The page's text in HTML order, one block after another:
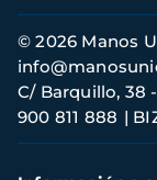
Información
de
contacto
© 2026 Manos
C/ Barquillo, 38
900 811 888